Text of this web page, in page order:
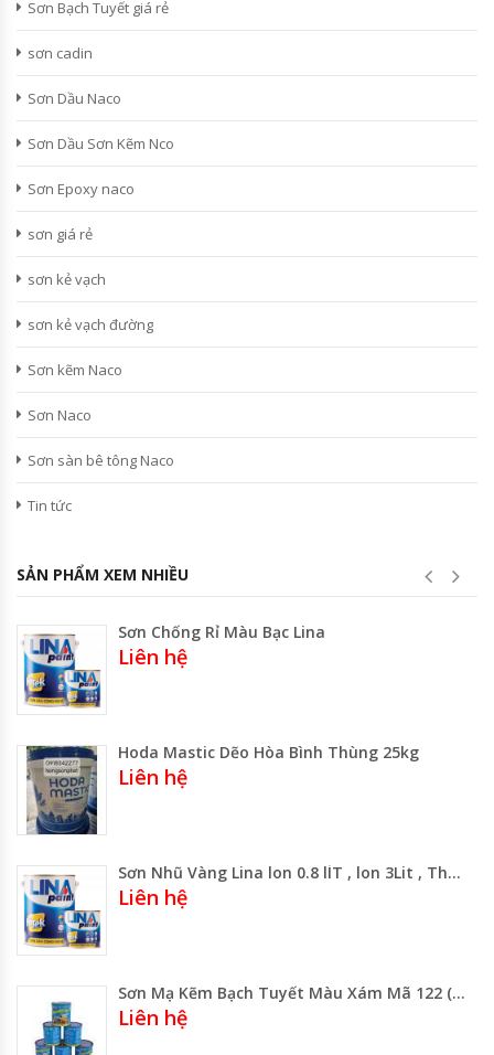
Sơn Bạch Tuyết giá rẻ
sơn cadin
Sơn Dầu Naco
Sơn Dầu Sơn Kẽm Nco
Sơn Epoxy naco
sơn giá rẻ
sơn kẻ vạch
sơn kẻ vạch đường
Sơn kẽm Naco
Sơn Naco
Sơn sàn bê tông Naco
Tin tức
SẢN PHẨM XEM NHIỀU
Sơn Chống Rỉ Màu Bạc Lina
Liên hệ
Hoda Mastic Dẽo Hòa Bình Thùng 25kg
Liên hệ
Sơn Nhũ Vàng Lina lon 0.8 lÍT , lon 3Lit , Thùng 20 lít
Liên hệ
Sơn Mạ Kẽm Bạch Tuyết Màu Xám Mã 122 (Lon 3kg ) Gía Rẻ Gía Sỉ
Liên hệ